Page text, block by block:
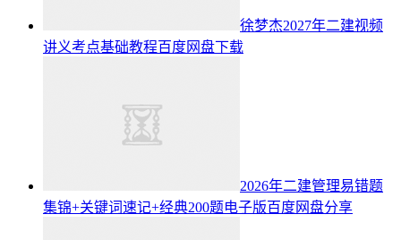
徐梦杰2027年二建视频
讲义考点基础教程百度网盘下载
2026年二建管理易错题
集锦+关键词速记+经典200题电子版百度网盘分享